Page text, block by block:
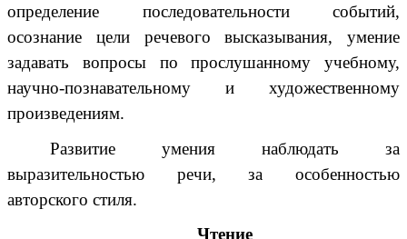
определение последовательности событий,
осознание цели речевого высказывания, умение
задавать вопросы по прослушанному учебному,
научно-познавательному и художественному
произведениям.
Развитие умения наблюдать за
выразительностью речи, за особенностью
авторского стиля.
Чтение